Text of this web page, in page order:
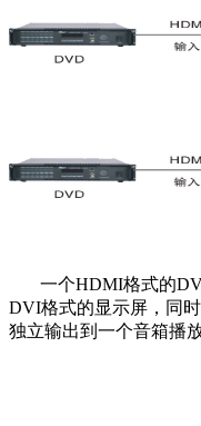
一个HDMI格式的
DVI格式的显示屏，同
独立输出到一个音箱播放